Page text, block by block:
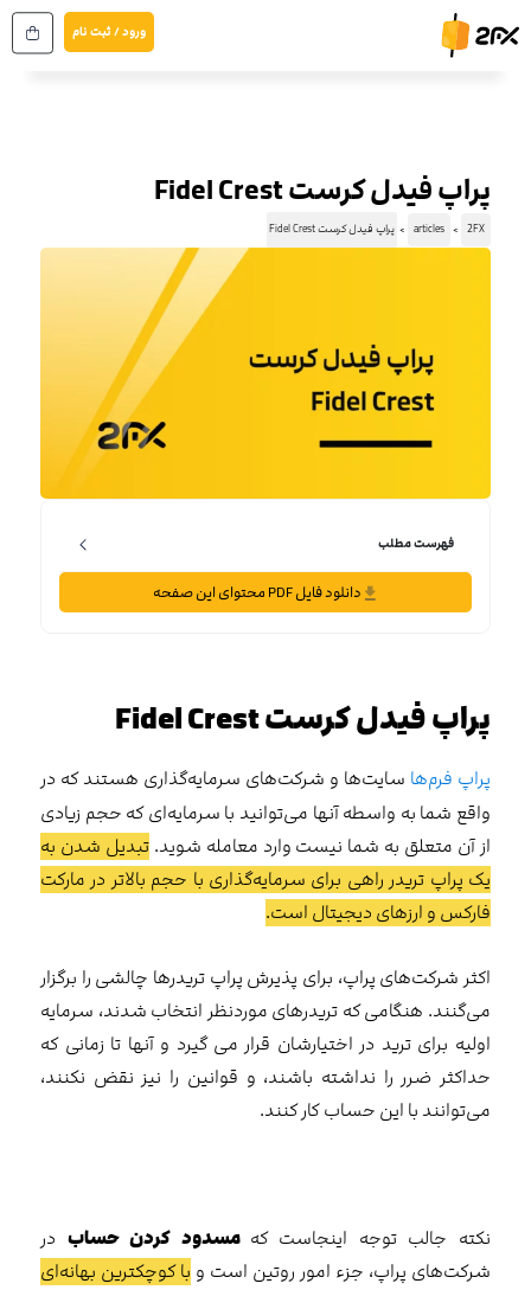
به
ورود / ثبت نام
پراپ فیدل کرست Fidel Crest
2FX
articles پراپ فیدل کرست Fidel Crest
فهرست مطلب
دانلود فایل PDF محتوای این صفحه
پراپ فیدل کرست Fidel Crest
پراپ فرم‌ها سایت‌ها و شرکت‌های سرمایه‌گذاری هستند که در
واقع شما به ‌واسطه آنها می‌توانید با سرمایه‌ای که حجم زیادی
از آن متعلق به شما نیست وارد معامله‌ شوید.تبدیل شدن به
یک پراپ تریدر راهی برای سرمایه‌گذاری با حجم بالاتر در مارکت
فارکس و ارزهای دیجیتال است.
اکثر شرکت‌های پراپ، برای پذیرش پراپ تریدرها چالشی را برگزار
می‌گنند. هنگامی که تریدرهای موردنظر انتخاب شدند، سرمایه
اولیه برای ترید در اختیارشان قرار می گیرد و آنها تا زمانی که
حداکثر ضرر را نداشته باشند، و قوانین را نیز نقض نکنند،
می‌توانند با این حساب کار کنند.
نکته جالب‌ توجه اینجاست که مسدود کردن حساب در
شرکت‌های پراپ، جزء امور روتین است و با کوچکترین بهانه‌ای